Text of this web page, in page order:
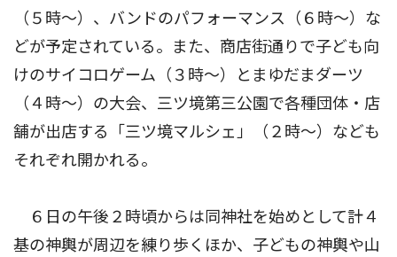
（５時〜）、バンドのパフォーマンス（６時〜）な
どが予定されている。また、商店街通りで子ども向
けのサイコロゲーム（３時〜）とまゆだまダーツ
（４時〜）の大会、三ツ境第三公園で各種団体・店
舗が出店する「三ツ境マルシェ」（２時〜）なども
それぞれ開かれる。
６日の午後２時頃からは同神社を始めとして計４
基の神輿が周辺を練り歩くほか、子どもの神輿や山